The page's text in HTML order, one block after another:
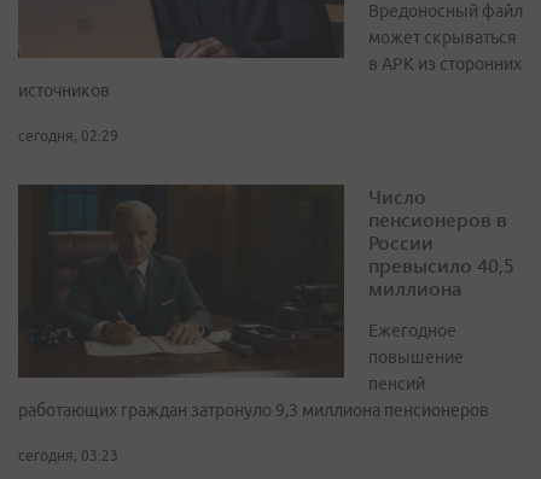
Вредоносный файл
может скрываться
в APK из сторонних
источников
сегодня, 02:29
Число
пенсионеров в
России
превысило 40,5
миллиона
Ежегодное
повышение
пенсий
работающих граждан затронуло 9,3 миллиона пенсионеров
сегодня, 03:23